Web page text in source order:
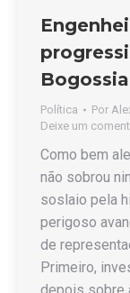
Política Por
Deixe um
Como bem
não sobrou
soslaio pela
perigoso
de
Primeiro,